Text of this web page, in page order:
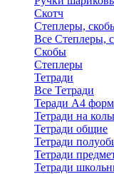
Скотч
Степлеры,
Все Степлеры,
Скобы
Степлеры
Тетради
Все Тетради
Теради А4
Тетради на
Тетради общие
Тетради
Тетради
Тетради